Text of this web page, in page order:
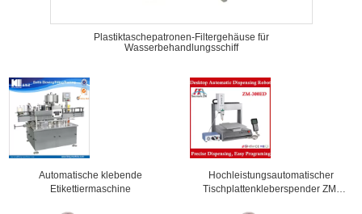
Plastiktaschepatronen-Filtergehäuse für
Wasserbehandlungsschiff
Automatische klebende
Etikettiermaschine
Hochleistungsautomatischer
Tischplattenkleberspender ZM-